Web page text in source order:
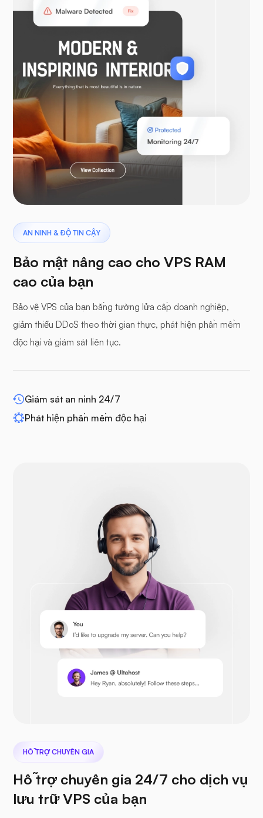
Woocommerce
Laravel
khủng long bay
Bảng đệm
WP-mở rộng
Opencart
Prestashop
Hồ sơ biển
AN NINH & ĐỘ TIN CẬY
Bảo mật nâng cao cho VPS RAM
cao của bạn
Bảo vệ VPS của bạn bằng tường lửa cấp doanh nghiệp,
giảm thiểu DDoS theo thời gian thực, phát hiện phần mềm
độc hại và giám sát liên tục.
Giám sát an ninh 24/7
Phát hiện phần mềm độc hại
HỖ TRỢ CHUYÊN GIA
Hỗ trợ chuyên gia 24/7 cho dịch vụ
lưu trữ VPS của bạn